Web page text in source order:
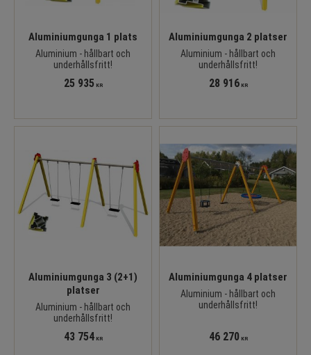
Aluminiumgunga 1 plats
Aluminium - hållbart och
underhållsfritt!
25 935 KR
Aluminiumgunga 2 platser
Aluminium - hållbart och
underhållsfritt!
28 916KR
Aluminiumgunga 3 (2+1)
platser
Aluminium - hållbart och
underhållsfritt!
43 754KR
Aluminiumgunga 4 platser
Aluminium - hållbart och
underhållsfritt!
46 270KR